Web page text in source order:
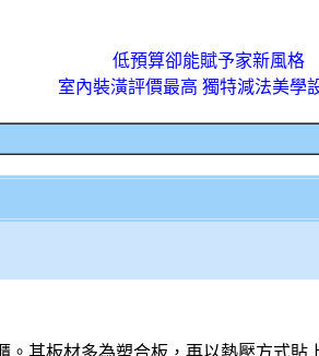
低預算卻能賦予家新風格
室內裝潢評價最高 獨特減法美學
其板材多為塑合板，再以熱壓方式貼